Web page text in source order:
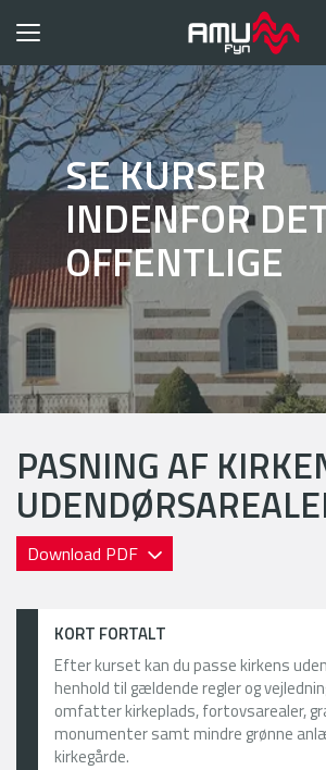
Toggle
SE KURSER
INDENFOR
OFFENTLIGE
PASNING AF
Download PDF
KORT FORTALT
Efter kurset kan du passe kirkens
henhold til gældende regler og
omfatter kirkeplads, fortovsarealer,
monumenter samt mindre grønne
kirkegårde.